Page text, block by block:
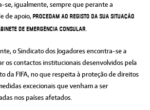
se, igualmente, sempre que perante a
de apoio, procedam ao registo da sua situação
de Emergência Consular
o Sindicato dos Jogadores encontra-se a
os contactos institucionais desenvolvidos pela
da FIFA, no que respeita à proteção de direitos
excecionais que venham a ser
nos países afetados.